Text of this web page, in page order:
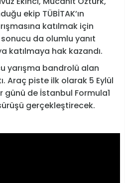
ekip TÜBİTAK’ın
katılmak için
da olumlu yanıt
katılmaya hak kazandı.
yarışma bandrolü alan
Araç piste ilk olarak 5 Eylül
günü de İstanbul Formula1
gerçekleştirecek.